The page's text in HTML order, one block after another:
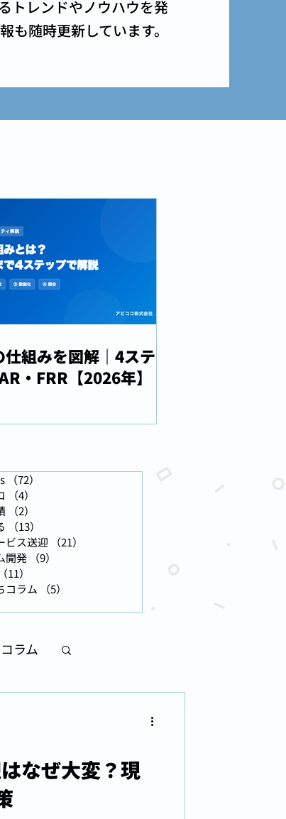
トレンドやノウハウを発
随時更新しています。
仕組みを図解｜4ステ
・FRR【2026年】
（72）
（4）
（2）
（13）
ビス送迎
（21）
開発
（9）
（11）
コラム
（5）
ラム
なぜ大変？現